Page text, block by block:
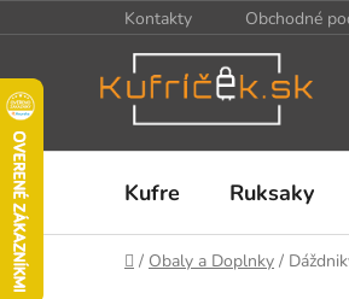
na
Kontakty Obchodné
Kufre Ruksaky
Domov
/ Obaly a Doplnky /